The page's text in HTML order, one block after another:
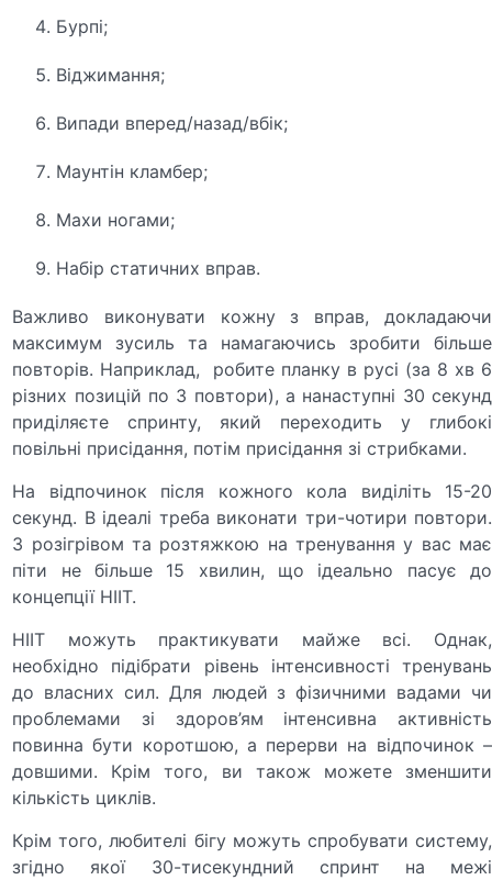
Бурпі;
Віджимання;
Випади вперед/назад/вбік;
Маунтін кламбер;
Махи ногами;
Набір статичних вправ.
Важливо виконувати кожну з вправ, докладаючи
максимум зусиль та намагаючись зробити більше
повторів. Наприклад, робите планку в русі (за 8 хв 6
різних позицій по 3 повтори), а нанаступні 30 секунд
приділяєте спринту, який переходить у глибокі
повільні присідання, потім присідання зі стрибками.
На відпочинок після кожного кола виділіть 15-20
секунд. В ідеалі треба виконати три-чотири повтори.
З розігрівом та розтяжкою на тренування у вас має
піти не більше 15 хвилин, що ідеально пасує до
концепції НІІТ.
HIIT можуть практикувати майже всі. Однак,
необхідно підібрати рівень інтенсивності тренувань
до власних сил. Для людей з фізичними вадами чи
проблемами зі здоров’ям інтенсивна активність
повинна бути коротшою, а перерви на відпочинок –
довшими. Крім того, ви також можете зменшити
кількість циклів.
Крім того, любителі бігу можуть спробувати систему,
згідно якої 30-тисекундний спринт на межі